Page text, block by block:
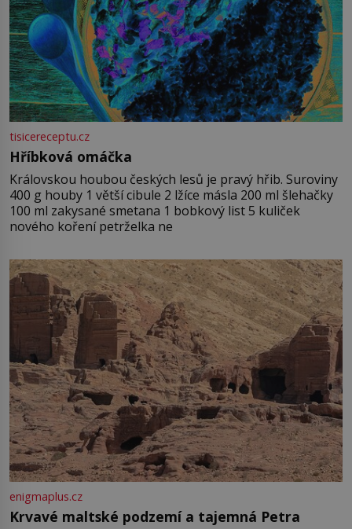
tisicereceptu.cz
Hříbková omáčka
Královskou houbou českých lesů je pravý hřib. Suroviny
400 g houby 1 větší cibule 2 lžíce másla 200 ml šlehačky
100 ml zakysané smetana 1 bobkový list 5 kuliček
nového koření petrželka ne
enigmaplus.cz
Krvavé maltské podzemí a tajemná Petra